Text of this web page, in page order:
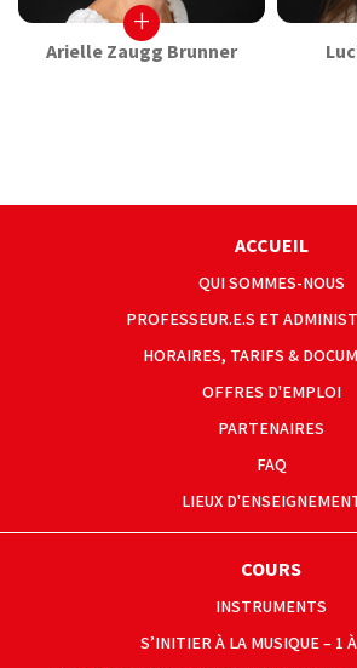
+
Arielle Zaugg Brunner
ACCUEIL
QUI SOMMES-NOUS
PROFESSEUR.E.S ET
HORAIRES, TARIFS &
OFFRES D'EMPLOI
PARTENAIRES
FAQ
LIEUX
COURS
INSTRUMENTS
S’INITIER À LA MUSIQUE – 1